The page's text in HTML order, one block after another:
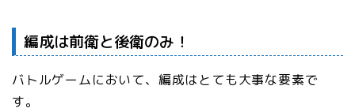
編成は前衛と後衛のみ！
バトルゲームにおいて、編成はとても大事な要素で
す。